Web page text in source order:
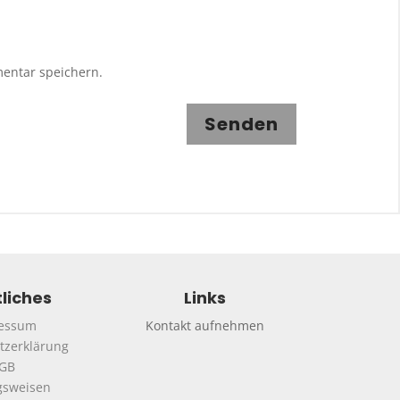
speichern.
Senden
Links
Kontakt aufnehmen